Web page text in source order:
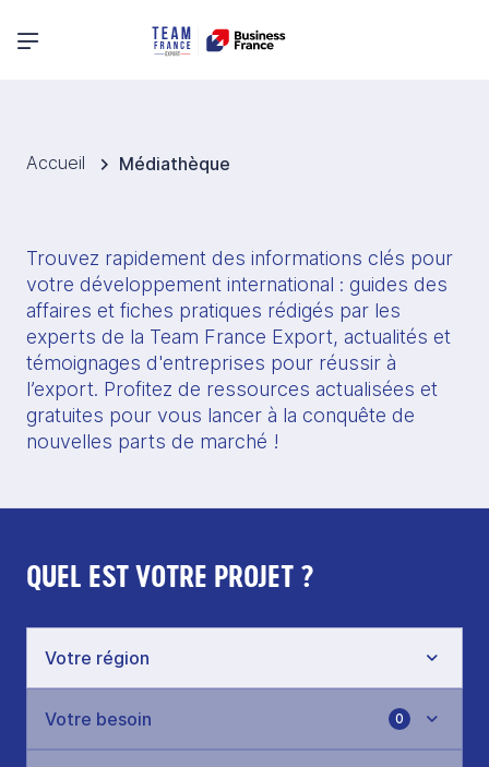
Menu principal
Accueil Médiathèque
Trouvez rapidement des informations clés pour
votre développement international : guides des
affaires et fiches pratiques rédigés par les
experts de la Team France Export, actualités et
témoignages d'entreprises pour réussir à
l’export. Profitez de ressources actualisées et
gratuites pour vous lancer à la conquête de
nouvelles parts de marché !
QUEL EST VOTRE PROJET ?
0